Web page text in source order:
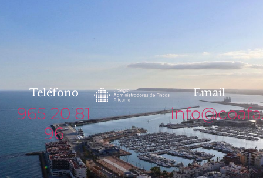
Teléfono
965 20 81
96
Email